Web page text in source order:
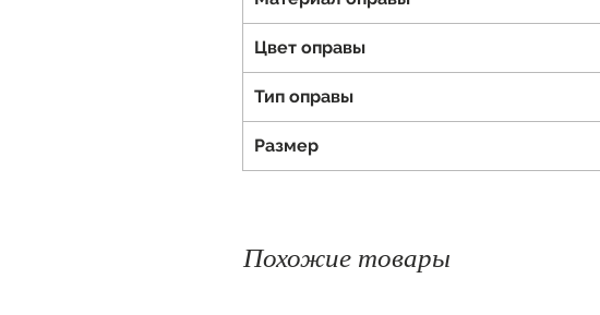
Цвет оправы
Тип оправы
Размер
Похожие товары